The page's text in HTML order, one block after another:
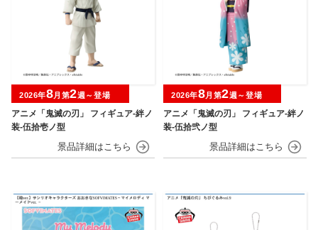
アニメ「鬼滅の刃」 フィギュア-絆ノ
装-伍拾壱ノ型
2026年8月第2週～登場
アニメ「鬼滅の刃」 フィギュア-絆ノ
装-伍拾弐ノ型
2026年8月第2週～登場